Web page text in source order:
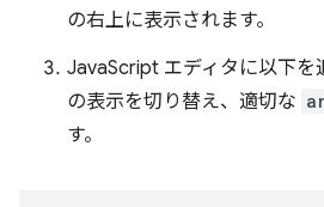
の右上に表示されます。
JavaScript エディタに以下を
の表示を切り替え、適切な
す。